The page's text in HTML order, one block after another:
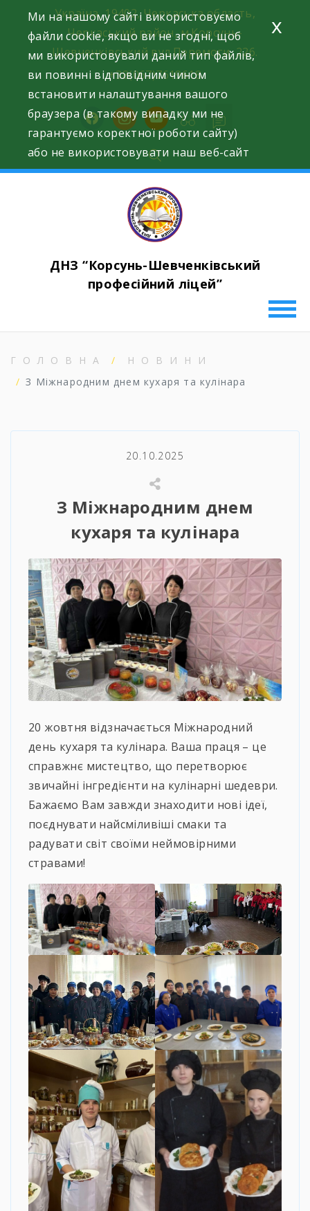
content
Україна, 19402, Черкаська область,
Черкаський район, м.Корсунь-
Шевченківський вул.Перемоги, 226.
+38(067)7619618
facebookinstagram
youtube
ДНЗ “Корсунь-Шевченківський
професійний ліцей”
ГОЛОВНА
НОВИНИ
З Міжнародним днем кухаря та кулінара
20.10.2025
З Міжнародним днем
кухаря та кулінара
20 жовтня відзначається Міжнародний
день кухаря та кулінара. Ваша праця – це
справжнє мистецтво, що перетворює
звичайні інгредієнти на кулінарні шедеври.
Бажаємо Вам завжди знаходити нові ідеї,
поєднувати найсміливіші смаки та
радувати світ своїми неймовірними
стравами!
Ми на нашому сайті використовуємо
файли cookie, якщо ви не згодні, щоб
ми використовували даний тип файлів,
ви повинні відповідним чином
встановити налаштування вашого
браузера (в такому випадку ми не
гарантуємо коректної роботи сайту)
або не використовувати наш веб-сайт
x